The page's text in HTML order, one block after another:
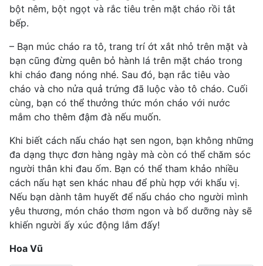
bột nêm, bột ngọt và rắc tiêu trên mặt cháo rồi tắt
bếp.
– Bạn múc cháo ra tô, trang trí ớt xắt nhỏ trên mặt và
bạn cũng đừng quên bỏ hành lá trên mặt cháo trong
khi cháo đang nóng nhé. Sau đó, bạn rắc tiêu vào
cháo và cho nửa quả trứng đã luộc vào tô cháo. Cuối
cùng, bạn có thể thưởng thức món cháo với nước
mắm cho thêm đậm đà nếu muốn.
Khi biết cách nấu cháo hạt sen ngon, bạn không những
đa dạng thực đơn hàng ngày mà còn có thể chăm sóc
người thân khi đau ốm. Bạn có thể tham khảo nhiều
cách nấu hạt sen khác nhau để phù hợp với khẩu vị.
Nếu bạn dành tâm huyết để nấu cháo cho người mình
yêu thương, món cháo thơm ngon và bổ dưỡng này sẽ
khiến người ấy xúc động lắm đấy!
Hoa Vũ